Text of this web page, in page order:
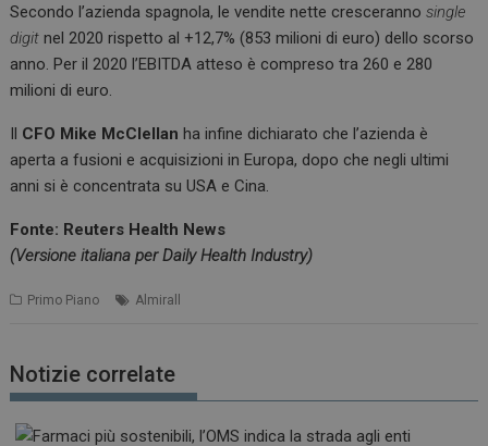
Secondo l’azienda spagnola, le vendite nette crescerannosingle
digit nel 2020 rispetto al +12,7% (853 milioni di euro) dello scorso
anno. Per il 2020 l’EBITDA atteso è compreso tra 260 e 280
milioni di euro.
Il CFO Mike McClellan ha infine dichiarato che l’azienda è
aperta a fusioni e acquisizioni in Europa, dopo che negli ultimi
anni si è concentrata su USA e Cina.
Fonte: Reuters Health News
(Versione italiana per Daily Health Industry)
Primo Piano Almirall
Notizie correlate